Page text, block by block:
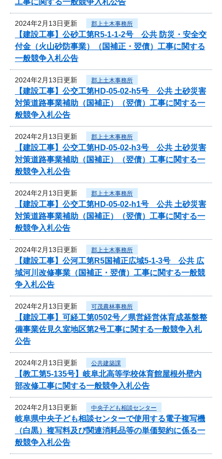
2024年2月13日更新 郡上土木事務所
【建設工事】公砂工第R5-1-1-2号 公共 防災・安全交
付金（火山砂防事業）（国補正・翌債）工事に関する
一般競争入札公告
2024年2月13日更新 郡上土木事務所
【建設工事】公交工第HD-05-02-h5号 公共 土砂災害
対策道路事業補助（国補正）（翌債）工事に関する一
般競争入札公告
2024年2月13日更新 郡上土木事務所
【建設工事】公交工第HD-05-02-h3号 公共 土砂災害
対策道路事業補助（国補正）（翌債）工事に関する一
般競争入札公告
2024年2月13日更新 郡上土木事務所
【建設工事】公交工第HD-05-02-h1号 公共 土砂災害
対策道路事業補助（国補正）（翌債）工事に関する一
般競争入札公告
2024年2月13日更新 郡上土木事務所
【建設工事】公河工第R5国補正広域5-1-3号 公共 広
域河川改修事業（国補正・翌債）工事に関する一般競
争入札公告
2024年2月13日更新 可茂農林事務所
【建設工事】可経工第0502号／県営経営体育成基盤整
備事業佐見久室地区第2号工事に関する一般競争入札
公告
2024年2月13日更新 公共建築課
【教工第5-135号】岐阜北高等学校体育館屋根外壁内
部改修工事に関する一般競争入札公告
2024年2月13日更新 中央子ども相談センター
岐阜県中央子ども相談センターで使用する電子複写機
（白黒）複写料及び関連消耗品等の単価契約に係る一
般競争入札公告